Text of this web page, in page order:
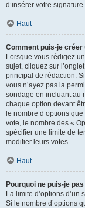
d’insérer votre signature.
Haut
Comment puis-je créer
Lorsque vous rédigez
sujet, cliquez sur
principal de rédaction.
vous n’ayez pas la
sondage en incluant au
chaque option devant
le nombre d’options
vote, le nombre des «
spécifier une limite de
modifier leurs votes.
Haut
Pourquoi ne puis-je
La limite d’options
Si le nombre d’options